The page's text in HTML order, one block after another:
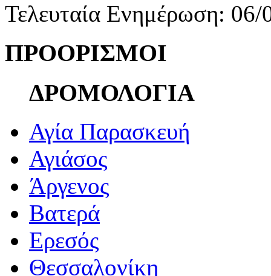
Τελευταία Ενημέρωση:
ΠΡΟΟΡΙΣΜΟΙ
ΔΡΟΜΟΛΟΓΙΑ
Αγία Παρασκευή
Αγιάσος
Άργενος
Βατερά
Ερεσός
Θεσσαλονίκη